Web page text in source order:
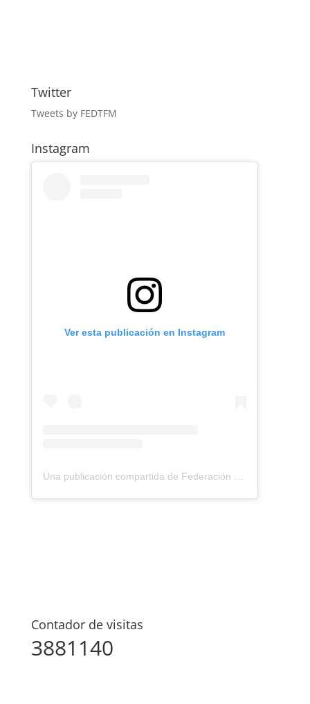
Twitter
Tweets by FEDTFM
Instagram
Ver esta publicación en Instagram
Una publicación compartida de Federación Montañismo Tenerife (@federacion_montanismo_tenerife)
Contador de visitas
3881140